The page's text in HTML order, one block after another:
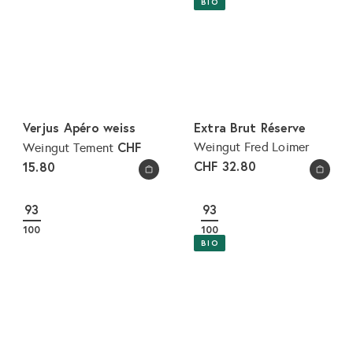
In den Warenkorb legen
Verjus Apéro weiss
Weingut Tement CHF
15.80
In den Warenkorb legen
Extra Brut Réserve
Weingut Fred Loimer
CHF 32.80
93
100
93
100
BIO